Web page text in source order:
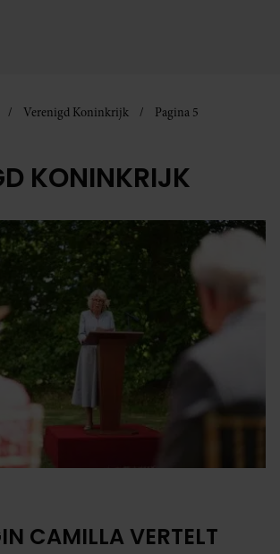
Verenigd Koninkrijk Pagina 5
KONINKRIJK
CAMILLA VERTELT